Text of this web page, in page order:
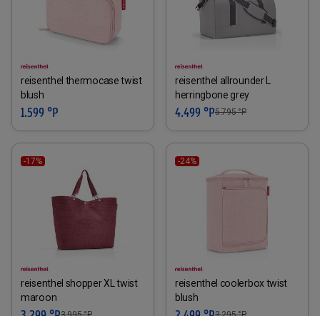
reisenthel thermocase twist
blush
1.599 °P
reisenthel allrounder L
herringbone grey
4.499 °P5.795°P
-17%
reisenthel shopper XL twist
maroon
-24%
reisenthel coolerbox twist
blush